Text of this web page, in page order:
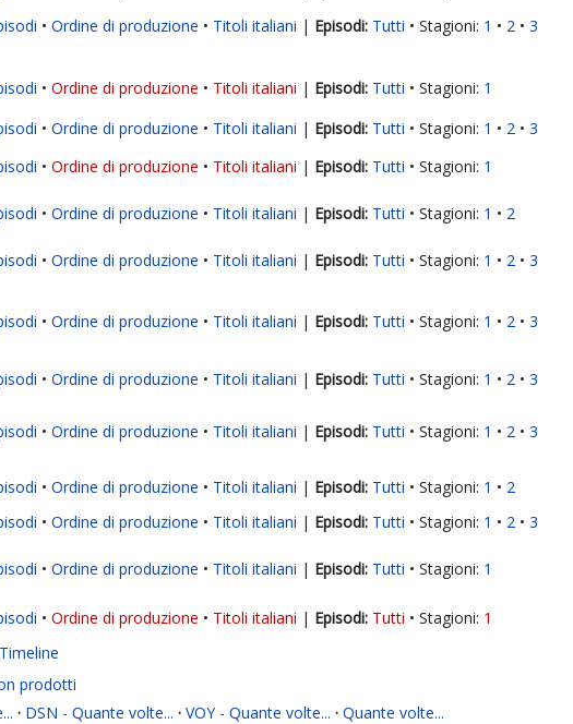
Ordine di produzione Titoli italiani | Tutti Stagioni: 1 2
3
Ordine di produzione Titoli italiani | Tutti Stagioni: 1
Ordine di produzione Titoli italiani | Tutti Stagioni: 1 2
3
Ordine di produzione Titoli italiani | Tutti Stagioni: 1
Ordine di produzione Titoli italiani | Tutti Stagioni: 1 2
Ordine di produzione Titoli italiani | Tutti Stagioni: 1 2
3
Ordine di produzione Titoli italiani | Tutti Stagioni: 1 2
3
Ordine di produzione Titoli italiani | Tutti Stagioni: 1 2
3
Ordine di produzione Titoli italiani | Tutti Stagioni: 1 2
3
Ordine di produzione Titoli italiani | Tutti Stagioni: 1
2
Ordine di produzione Titoli italiani | Tutti Stagioni: 1 2
3
Ordine di produzione Titoli italiani | Tutti Stagioni: 1
Ordine di produzione Titoli italiani | Tutti Stagioni: 1
prodotti
· DSN - Quante volte... · VOY - Quante volte... · Quante volte...